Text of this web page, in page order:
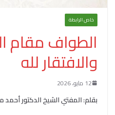
خاص الرابطة
الطواف مقام
والافتقار لله
12 مايو، 2026
بقلم: المفتي الشيخ الدكتور أحمد محي